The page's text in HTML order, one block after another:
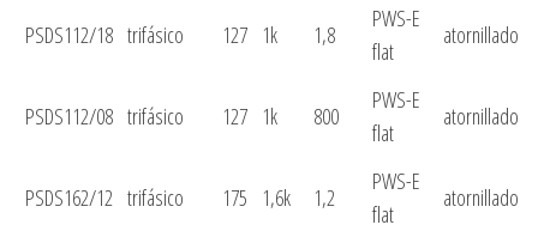
PSDS112/18 trifásico 127 1k 1,8
PWS-E
flat
atornillado
PSDS112/08 trifásico 127 1k 800
PWS-E
flat
atornillado
PSDS162/12 trifásico 175 1,6k 1,2
PWS-E
flat
atornillado